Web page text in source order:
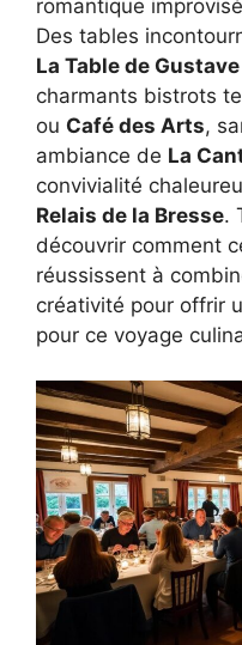
romantique
Des tables
La Table de Gustave
charmants bistrots
ou Café des Arts,
ambiance de La
convivialité
Relais de la Bresse.
découvrir comment
réussissent à
créativité pour offrir
pour ce voyage